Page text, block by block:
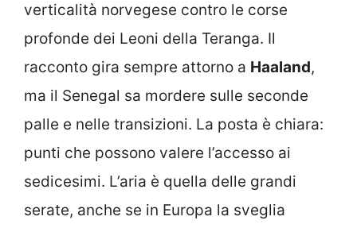
verticalità norvegese contro le corse
profonde dei Leoni della Teranga. Il
racconto gira sempre attorno a Haaland,
ma il Senegal sa mordere sulle seconde
palle e nelle transizioni. La posta è chiara:
punti che possono valere l’accesso ai
sedicesimi. L’aria è quella delle grandi
serate, anche se in Europa la sveglia